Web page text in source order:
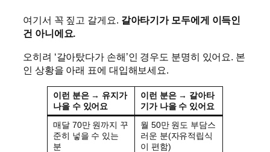
여기서 꼭 짚고 갈게요. 갈아타기가 모두에게 이득인
건 아니에요.
오히려 ‘갈아탔다가 손해’인 경우도 분명히 있어요. 본
인 상황을 아래 표에 대입해보세요.
이런 분은 → 유지가
나을 수 있어요
이런 분은 → 갈아타
기가 나을 수 있어요
매달 70만 원까지 꾸
준히 넣을 수 있는
분
월 50만 원도 부담스
러운 분(자유적립식
이 편함)